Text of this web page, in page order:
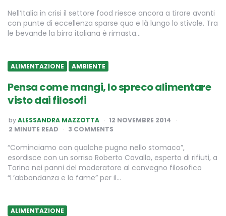
Nell’Italia in crisi il settore food riesce ancora a tirare avanti
con punte di eccellenza sparse qua e là lungo lo stivale. Tra
le bevande la birra italiana è rimasta…
ALIMENTAZIONE AMBIENTE
Pensa come mangi, lo spreco alimentare
visto dai filosofi
POSTED
BY
byALESSANDRA MAZZOTTA
12 NOVEMBRE 2014
2 MINUTE READ 3 COMMENTS
“Cominciamo con qualche pugno nello stomaco”,
esordisce con un sorriso Roberto Cavallo, esperto di rifiuti, a
Torino nei panni del moderatore al convegno filosofico
“L’abbondanza e la fame” per il…
ALIMENTAZIONE